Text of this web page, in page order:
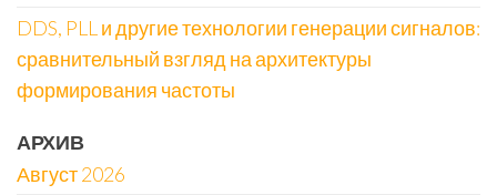
DDS, PLL и другие технологии генерации сигналов:
сравнительный взгляд на архитектуры
формирования частоты
АРХИВ
Август 2026